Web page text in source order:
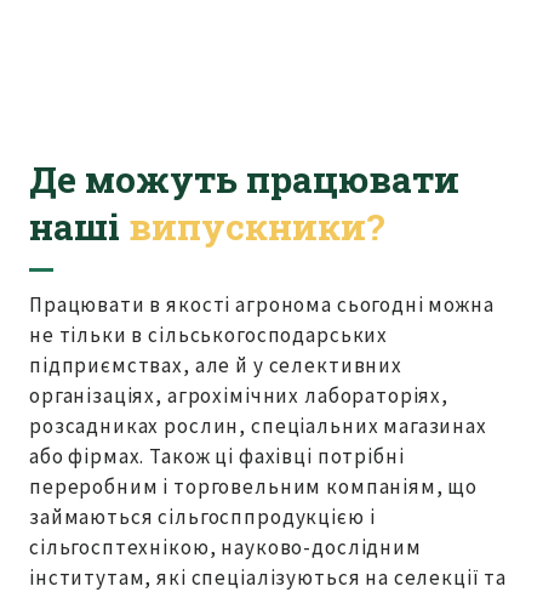
Де можуть працювати
наші випускники?
Працювати в якості агронома сьогодні можна
не тільки в сільськогосподарських
підприємствах, але й у селективних
організаціях, агрохімічних лабораторіях,
розсадниках рослин, спеціальних магазинах
або фірмах. Також ці фахівці потрібні
переробним і торговельним компаніям, що
займаються сільгосппродукцією і
сільгосптехнікою, науково-дослідним
інститутам, які спеціалізуються на селекції та